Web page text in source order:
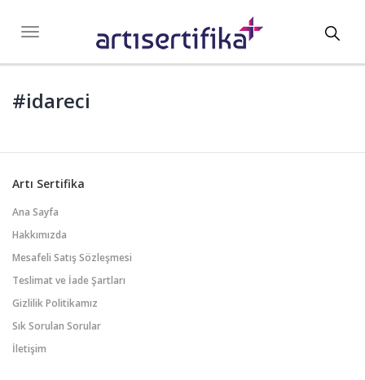
Toggle
#idareci
Artı Sertifika
Ana Sayfa
Hakkımızda
Mesafeli Satış Sözleşmesi
Teslimat ve İade Şartları
Gizlilik Politikamız
Sık Sorulan Sorular
İletişim